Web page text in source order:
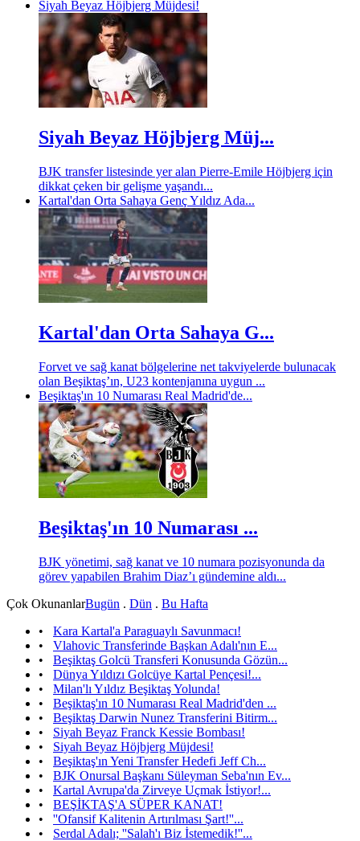
Siyah Beyaz Höjbjerg Müjdesi!
Siyah Beyaz Höjbjerg Müj...
BJK transfer listesinde yer alan Pierre-Emile Höjbjerg için
dikkat çeken bir gelişme yaşandı...
Kartal'dan Orta Sahaya Genç Yıldız Ada...
Kartal'dan Orta Sahaya G...
Forvet ve sağ kanat bölgelerine net takviyelerde bulunacak
olan Beşiktaş’ın, U23 kontenjanına uygun ...
Beşiktaş'ın 10 Numarası Real Madrid'de...
Beşiktaş'ın 10 Numarası ...
BJK yönetimi, sağ kanat ve 10 numara pozisyonunda da
görev yapabilen Brahim Diaz’ı gündemine aldı...
Çok OkunanlarBugün . Dün . Bu Hafta
• Kara Kartal'a Paraguaylı Savunmacı!
• Vlahovic Transferinde Başkan Adalı'nın E...
• Beşiktaş Golcü Transferi Konusunda Gözün...
• Dünya Yıldızı Golcüye Kartal Pençesi!...
• Milan'lı Yıldız Beşiktaş Yolunda!
• Beşiktaş'ın 10 Numarası Real Madrid'den ...
• Beşiktaş Darwin Nunez Transferini Bitirm...
• Siyah Beyaz Franck Kessie Bombası!
• Siyah Beyaz Höjbjerg Müjdesi!
• Beşiktaş'ın Yeni Transfer Hedefi Jeff Ch...
• BJK Onursal Başkanı Süleyman Seba'nın Ev...
• Kartal Avrupa'da Zirveye Uçmak İstiyor!...
• BEŞİKTAŞ'A SÜPER KANAT!
• ''Ofansif Kalitenin Artırılması Şart!''...
• Serdal Adalı; ''Salah'ı Biz İstemedik!''...